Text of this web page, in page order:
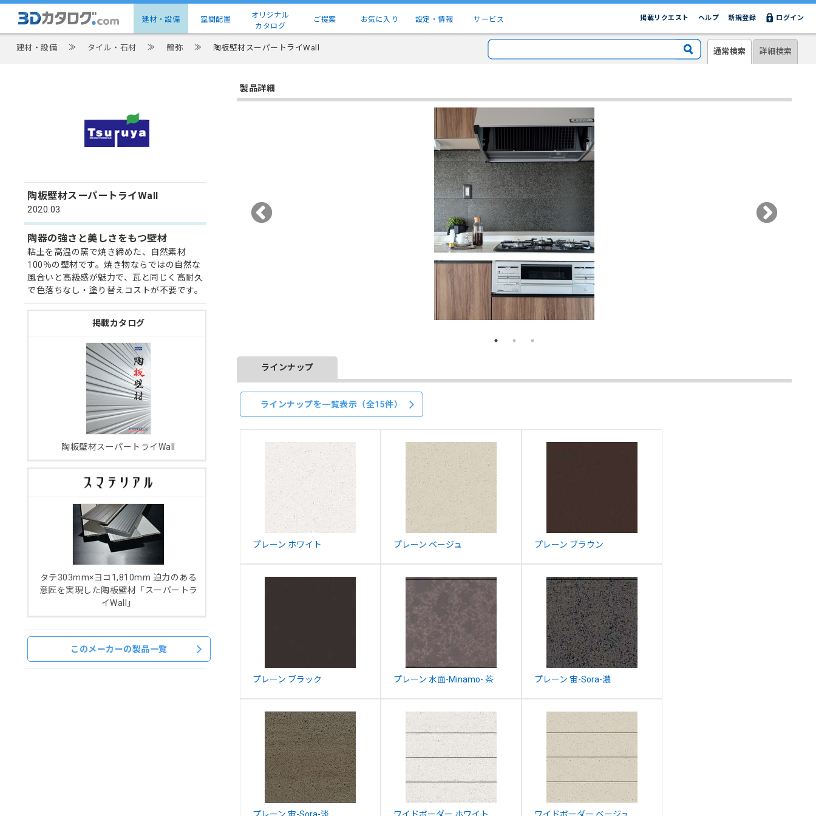
建材・設備 空間配置
オリジナル
カタログ
ご提案 お気に入り 設定・情報 サービス ログイン
新規登録
ヘルプ
掲載リクエスト
建材・設備 ≫ タイル・石材 ≫ 鶴弥 ≫ 陶板壁材スーパートライWall 通常検索 詳細検索
陶板壁材スーパートライWall
2020.03
陶器の強さと美しさをもつ壁材
粘土を高温の窯で焼き締めた、自然素材
100％の壁材です。焼き物ならではの自然な
風合いと高級感が魅力で、瓦と同じく高耐久
で色落ちなし・塗り替えコストが不要です。
掲載カタログ
陶板壁材スーパートライWall
タテ303mm×ヨコ1,810mm 迫力のある
意匠を実現した陶板壁材「スーパートラ
イWall」
このメーカーの製品一覧
製品詳細
ラインナップ
ラインナップを一覧表示（全15件）
プレーン ホワイト プレーン ベージュ プレーン ブラウン
プレーン ブラック プレーン 水面-Minamo- 茶 プレーン 宙-Sora-濃